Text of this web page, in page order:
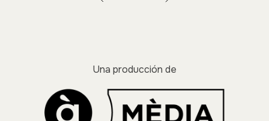
Una producción de